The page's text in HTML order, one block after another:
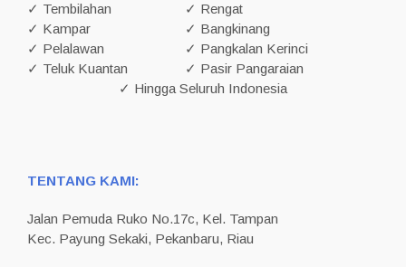
✓ Tembilahan
✓ Rengat
✓ Kampar
✓ Bangkinang
✓ Pelalawan
✓ Pangkalan Kerinci
✓ Teluk Kuantan
✓ Pasir Pangaraian
✓ Hingga Seluruh Indonesia
TENTANG KAMI:
Jalan Pemuda Ruko No.17c, Kel. Tampan
Kec. Payung Sekaki, Pekanbaru, Riau